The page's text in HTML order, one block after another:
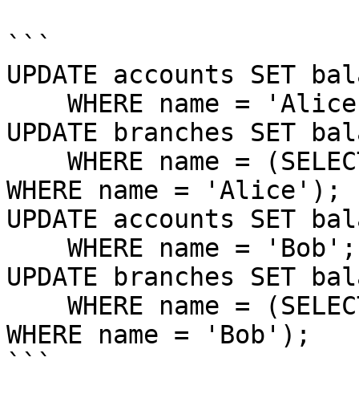
```
UPDATE accounts SET
UPDATE branches SET
WHERE name = 'Alice');
UPDATE accounts SET
UPDATE branches SET
WHERE name = 'Bob');
```